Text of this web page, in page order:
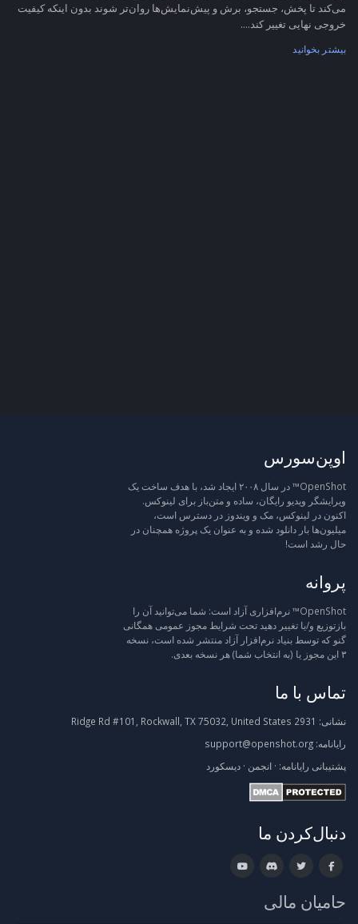
می‌کند تا پخش، جستجو، برش و پیش‌نمایش‌ها روان‌تر شوند بدون اینکه کیفیت
خروجی نهایی تغییر کند....
بیشتر بخوانید
اوپن‌سورس
OpenShot™ در سال ۲۰۰۸ ایجاد شد، با هدف ساخت یک
ویرایشگر ویدیو رایگان، ساده و متن‌باز برای لینوکس.
اکنون در لینوکس، مک و ویندوز در دسترس است،
میلیون‌ها بار دانلود شده و به عنوان یک پروژه همچنان در
حال رشد است!
پروانه
OpenShot™ نرم‌افزاری آزاد است: شما می‌توانید آن را
بازتوزیع و/یا تغییر دهید تحت شرایط مجوز عمومی همگانی
گنو که توسط بنیاد نرم‌افزار آزاد منتشر شده است، نسخه
۳ این مجوز یا (به انتخاب شما) هر نسخه بعدی.
تماس با ما
نشانی:
رایانامه: support@openshot.org
پشتیبانی رایانامه: · انجمن · دیسکورد
دنبال‌کردن ما
حامیان مالی